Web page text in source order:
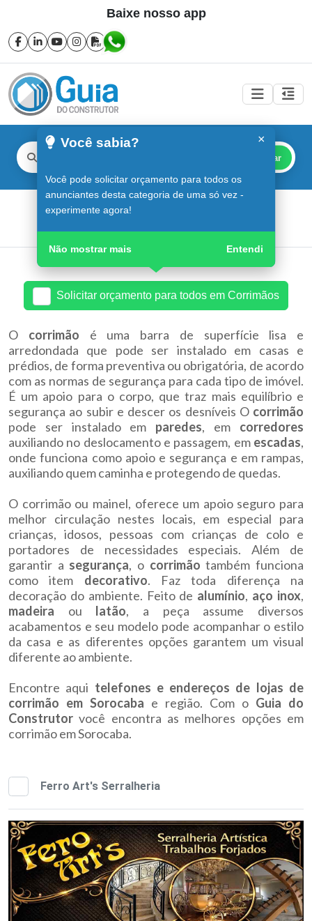
Baixe nosso app
Buscar
Corrimãos em Sorocaba
Guia do Construtor Guia Digital Corrimãos
Solicitar orçamento para todos em Corrimãos
×
Você sabia?
Você pode solicitar orçamento para todos os
anunciantes desta categoria de uma só vez -
experimente agora!
Não mostrar mais Entendi
O corrimão é uma barra de superfície lisa e
arredondada que pode ser instalado em casas e
prédios, de forma preventiva ou obrigatória, de acordo
com as normas de segurança para cada tipo de imóvel.
É um apoio para o corpo, que traz mais equilíbrio e
segurança ao subir e descer os desníveis O corrimão
pode ser instalado em paredes, em corredores
auxiliando no deslocamento e passagem, em escadas,
onde funciona como apoio e segurança e em rampas,
auxiliando quem caminha e protegendo de quedas.
O corrimão ou mainel, oferece um apoio seguro para
melhor circulação nestes locais, em especial para
crianças, idosos, pessoas com crianças de colo e
portadores de necessidades especiais. Além de
garantir a segurança, o corrimão também funciona
como item decorativo. Faz toda diferença na
decoração do ambiente. Feito de alumínio, aço inox,
madeira ou latão, a peça assume diversos
acabamentos e seu modelo pode acompanhar o estilo
da casa e as diferentes opções garantem um visual
diferente ao ambiente.
Encontre aqui telefones e endereços de lojas de
corrimão em Sorocaba e região. Com o Guia do
Construtor você encontra as melhores opções em
corrimão em Sorocaba.
Ferro Art's Serralheria